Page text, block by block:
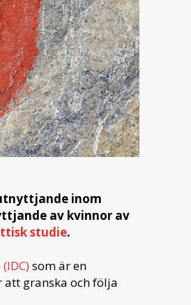
inom
av kvinnor av
studie.
som är en
granska och följa